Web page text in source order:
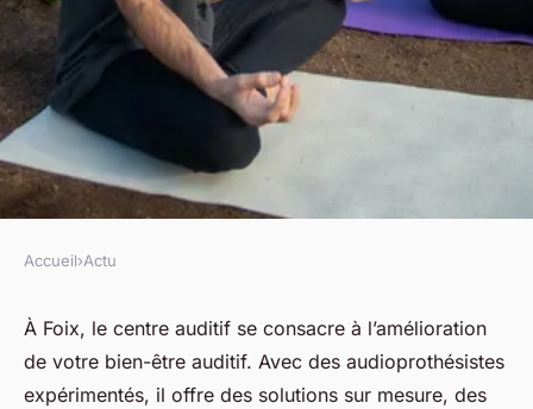
Découvrez le centre auditif à
foix pour une écoute optimale
Accueil›Actu
À Foix, le centre auditif se consacre à l’amélioration
de votre bien-être auditif. Avec des audioprothésistes
expérimentés, il offre des solutions sur mesure, des